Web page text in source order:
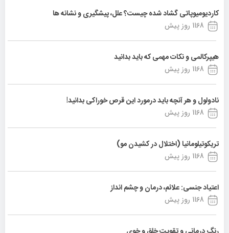
کاردیومیوپاتی گشاد شده چیست؟ علل، پیشگیری و نشانه ها
1168 روز پیش
هیپرکالمی و نکات مهمی که باید بدانید
1168 روز پیش
نادولول و هر آنچه باید درمورد این قرص خوراکی بدانید!
1168 روز پیش
تریکوتیلومانیا (اختلال در کشیدن مو)
1168 روز پیش
اعتیاد جنسی: علائم، درمان و چشم انداز
1168 روز پیش